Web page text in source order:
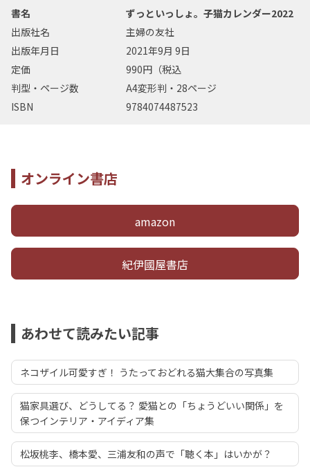
書名
ずっといっしょ。子猫カレンダー2022
出版社名
主婦の友社
出版年月日
2021年9月 9日
定価
990円（税込
判型・ページ数
A4変形判・28ページ
ISBN
9784074487523
オンライン書店
amazon
紀伊國屋書店
あわせて読みたい記事
ネコザイル可愛すぎ！ うたっておどれる猫大集合の写真集
猫家具選び、どうしてる？ 愛猫との「ちょうどいい関係」を
保つインテリア・アイディア集
松坂桃李、橋本愛、三浦友和の声で「聴く本」はいかが？